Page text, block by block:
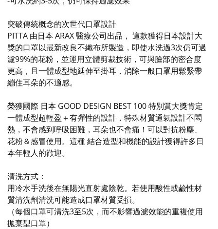
突破傳統概念的次世代口罩設計
PITTA 由日本 ARAX 醫療公司出品， 這款獲得日本設計大
獎的口罩以最新改良不織布所製造，即使水洗過3次仍可過
濾99%的花粉，並運用立體剪裁技術，可與臉部的密合度
更高，且一體成型地延伸至掛耳，消除一般口罩用鬆緊帶
繃住耳朵的不適感。
榮獲國際 日本 GOOD DESIGN BEST 100 特別賞大獎肯定
一體成型超輕盈＋有彈性的設計，特殊材質通氣設計不悶
熱，不會感到呼吸困難，耳朵也不會痛！可以對抗粉塵、
花粉＆感冒使用。這種 結合造型和機能的設計獲得許多日
本年輕人的歡迎。
清洗方式：
用冷水手洗後在無陽光直射處陰乾。若使用酸性或鹼性材
質清洗劑清洗可能造成口罩材質受損。
（每個口罩可清洗3至5次，而不影響過濾效能的重複使用
拋棄型口罩）